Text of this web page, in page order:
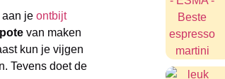
aan je ontbijt
van maken
kun je vijgen
Tevens doet de